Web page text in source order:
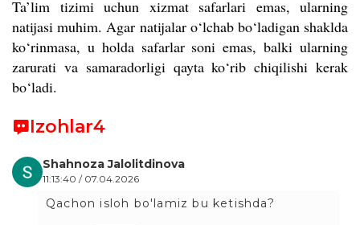
Ta’lim tizimi uchun xizmat safarlari emas, ularning
natijasi muhim. Agar natijalar o‘lchab bo‘ladigan shaklda
ko‘rinmasa, u holda safarlar soni emas, balki ularning
zarurati va samaradorligi qayta ko‘rib chiqilishi kerak
bo‘ladi.
Izohlar4
Shahnoza Jalolitdinova
11:13:40 / 07.04.2026
Qachon isloh bo'lamiz bu ketishda?